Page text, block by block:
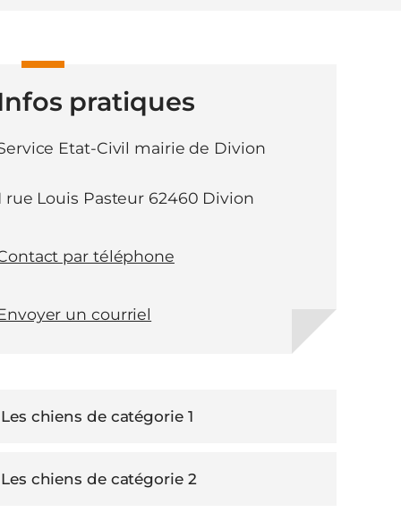
pratiques
Etat-Civil mairie de Divion
rue Louis Pasteur 62460 Divion
par téléphone
un courriel
Les chiens de catégorie 1
Les chiens de catégorie 2